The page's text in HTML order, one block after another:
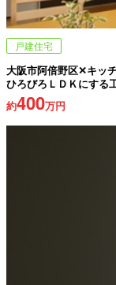
戸建住宅
大阪市阿倍野区✕キッ
ひろびろＬＤＫにする
約400万円